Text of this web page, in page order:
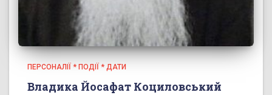
ПЕРСОНАЛІЇ * ПОДІЇ * ДАТИ
Владика Йосафат Коциловський